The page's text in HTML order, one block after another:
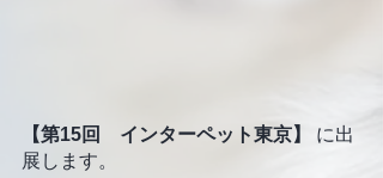
【第15回　インターペット東京】
に出
展します。